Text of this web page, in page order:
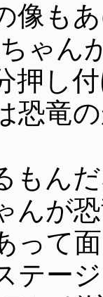
像も
ゃん
押し
竜
もん
が
って
ー